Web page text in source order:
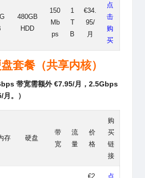
480GB
HDD
150
Mb
ps
1
T
B
€34.
95/
月
点
击
购
买
套餐（共享内核）
带宽需额外 €7.95/月，2.5Gbps
。）
存 硬盘
带
宽
流
量
价
格
购
买
链
接
€2. 点